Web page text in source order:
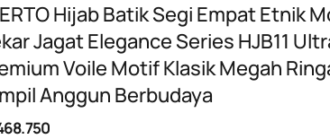
Hijab Batik Segi Empat Etnik
Jagat Elegance Series HJB11
Voile Motif Klasik Megah
Anggun Berbudaya